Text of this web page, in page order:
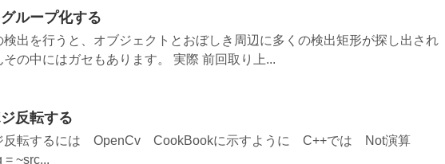
ループ化する
検出を行うと、オブジェクトとおぼしき周辺に多くの検出矩形が探し出され
その中にはガセもあります。 実際 前回取り上...
反転する
反転するには OpenCv CookBookに示すように C++では Not演算
= ~src...